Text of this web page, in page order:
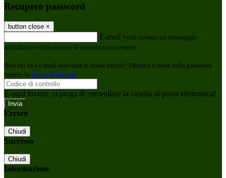
Recupero password
button close ×
E-mail Verrà inviato un messaggio
all'indirizzo indicato con le istruzioni necessarie.
Non hai una e-mail associata al nome utente? Effettua il reset della password
tramite la Login Spaggiari
E-mail inviata, si prega di controllare la casella di posta elettronica!
Errore
Chiudi
Successo
Chiudi
Informazione